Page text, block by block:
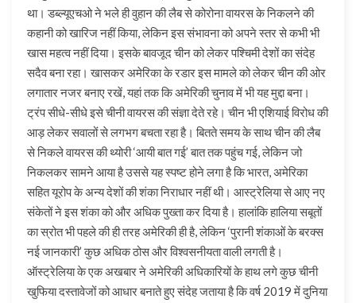
था। डब्ल्यूएचओ ने भले ही वुहान की लैब से कोरोना वायरस के निकलने की
कहानी को खारिज नहीं किया, लेकिन इस संभावना को अपने स्तर से कभी भी
खास महत्व नहीं दिया। इसके बावजूद चीन को लेकर पश्चिमी देशों का संदेह
सदैव बना रहा। खासकर अमेरिका के रडार इस मामले को लेकर चीन की ओर
लगातार नजर बनाए रखें, यहां तक कि अमेरिकी चुनाव में भी यह मुद्दा बना।
ट्रंप सीधे-सीधे इसे चीनी वायरस की संज्ञा देते रहे। चीन भी एशियाई विरोध की
आड़ लेकर सवालों से लगभग बचता रहा है। बितते समय के साथ चीन की लैब
से निकले वायरस की थ्योरी ‘आयी बात गई’ बात तक पहुंच गई, लेकिन जो
निकलकर सामने आया है उससे यह स्पष्ट होने लगा है कि भारत, अमेरिका
सहित यूरोप के अन्य देशों की शंका निराधार नहीं थी। आस्ट्रेलिया से आए नए
संकेतों ने इस शंका को और अधिक पुख्ता कर दिया है। हालांकि हालिया सबूतों
का स्रोत भी पहले की ही तरह अमेरिकी ही है, लेकिन ‘पुरानी शंकाओं के बरक्स
नई जानकारी’ कुछ अधिक ठोस और विश्वसनीयता वाली लगती है।
ऑस्ट्रेलिया के एक अखबार ने अमेरिकी अधिकारियों के हाथ लगे कुछ चीनी
खुफिया दस्तावेजों को आधार बनाते हुए संदेह जताया है कि वर्ष 2019 में दुनिया